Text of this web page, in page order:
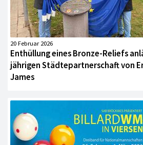
20 Februar 2026
Enthüllung eines Bronze-Reliefs
jährigen Städtepartnerschaft von
James